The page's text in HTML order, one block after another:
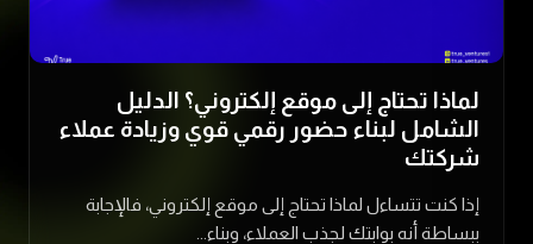
لماذا تحتاج إلى موقع إلكتروني؟ الدليل
الشامل لبناء حضور رقمي قوي وزيادة عملاء
شركتك
إذا كنت تتساءل لماذا تحتاج إلى موقع إلكتروني، فالإجابة
ببساطة أنه بوابتك لجذب العملاء، وبناء...